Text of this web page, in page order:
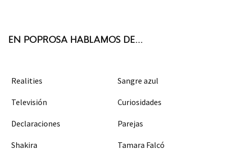
EN POPROSA HABLAMOS DE...
Realities Sangre azul
Televisión Curiosidades
Declaraciones Parejas
Shakira Tamara Falcó